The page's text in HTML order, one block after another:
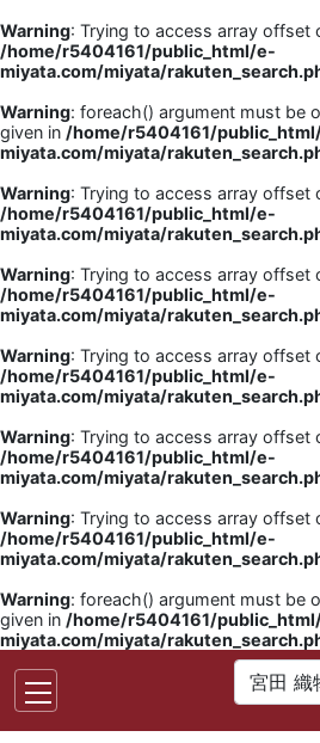
Warning: Trying to access array offset
/home/r5404161/public_html/e-
miyata.com/miyata/
Warning: foreach() argument must be
given in /home/r5404161/
miyata.com/miyata/
Warning: Trying to access array offset
/home/r5404161/public_html/e-
miyata.com/miyata/
Warning: Trying to access array offset
/home/r5404161/public_html/e-
miyata.com/miyata/
Warning: Trying to access array offset
/home/r5404161/public_html/e-
miyata.com/miyata/
Warning: Trying to access array offset
/home/r5404161/public_html/e-
miyata.com/miyata/
Warning: Trying to access array offset
/home/r5404161/public_html/e-
miyata.com/miyata/
Warning: foreach() argument must be
given in /home/r5404161/
miyata.com/miyata/